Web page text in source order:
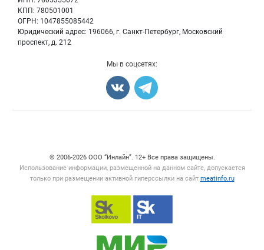
КПП: 780501001
ОГРН: 1047855085442
Юридический адрес: 196066, г. Санкт-Петербург, Московский
проспект, д. 212
Вакансии
Мы в соцсетях:
© 2006‑2026 ООО “Инлайн”. 12+ Все права защищены.
Использование информации, размещенной на данном сайте, допускается
только при размещении активной гиперссылки на сайт meatinfo.ru